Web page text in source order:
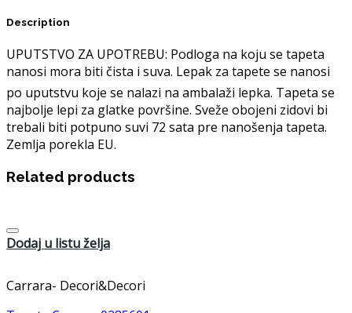
Description
UPUTSTVO ZA UPOTREBU: Podloga na koju se tapeta
nanosi mora biti čista i suva. Lepak za tapete se nanosi
po uputstvu koje se nalazi na ambalaži lepka. Tapeta se
najbolje lepi za glatke površine. Sveže obojeni zidovi bi
trebali biti potpuno suvi 72 sata pre nanošenja tapeta.
Zemlja porekla EU.
Related products
Dodaj u listu želja
Carrara- Decori&Decori